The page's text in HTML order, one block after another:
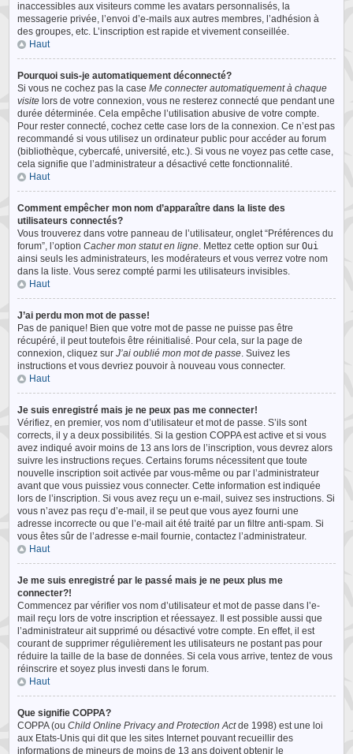
inaccessibles aux visiteurs comme les avatars personnalisés, la
messagerie privée, l’envoi d’e-mails aux autres membres, l’adhésion à
des groupes, etc. L’inscription est rapide et vivement conseillée.
Haut
Pourquoi suis-je automatiquement déconnecté?
Si vous ne cochez pas la caseMe connecter automatiquement à chaque
visite lors de votre connexion, vous ne resterez connecté que pendant une
durée déterminée. Cela empêche l’utilisation abusive de votre compte.
Pour rester connecté, cochez cette case lors de la connexion. Ce n’est pas
recommandé si vous utilisez un ordinateur public pour accéder au forum
(bibliothèque, cybercafé, université, etc.). Si vous ne voyez pas cette case,
cela signifie que l’administrateur a désactivé cette fonctionnalité.
Haut
Comment empêcher mon nom d’apparaître dans la liste des
utilisateurs connectés?
Vous trouverez dans votre panneau de l’utilisateur, onglet “Préférences du
forum”, l’optionCacher mon statut en ligne. Mettez cette option surOui
ainsi seuls les administrateurs, les modérateurs et vous verrez votre nom
dans la liste. Vous serez compté parmi les utilisateurs invisibles.
Haut
J’ai perdu mon mot de passe!
Pas de panique! Bien que votre mot de passe ne puisse pas être
récupéré, il peut toutefois être réinitialisé. Pour cela, sur la page de
connexion, cliquez surJ’ai oublié mon mot de passe. Suivez les
instructions et vous devriez pouvoir à nouveau vous connecter.
Haut
Je suis enregistré mais je ne peux pas me connecter!
Vérifiez, en premier, vos nom d’utilisateur et mot de passe. S’ils sont
corrects, il y a deux possibilités. Si la gestion COPPA est active et si vous
avez indiqué avoir moins de 13 ans lors de l’inscription, vous devrez alors
suivre les instructions reçues. Certains forums nécessitent que toute
nouvelle inscription soit activée par vous-même ou par l’administrateur
avant que vous puissiez vous connecter. Cette information est indiquée
lors de l’inscription. Si vous avez reçu un e-mail, suivez ses instructions. Si
vous n’avez pas reçu d’e-mail, il se peut que vous ayez fourni une
adresse incorrecte ou que l’e-mail ait été traité par un filtre anti-spam. Si
vous êtes sûr de l’adresse e-mail fournie, contactez l’administrateur.
Haut
Je me suis enregistré par le passé mais je ne peux plus me
connecter?!
Commencez par vérifier vos nom d’utilisateur et mot de passe dans l’e-
mail reçu lors de votre inscription et réessayez. Il est possible aussi que
l’administrateur ait supprimé ou désactivé votre compte. En effet, il est
courant de supprimer régulièrement les utilisateurs ne postant pas pour
réduire la taille de la base de données. Si cela vous arrive, tentez de vous
réinscrire et soyez plus investi dans le forum.
Haut
Que signifie COPPA?
COPPA (ouChild Online Privacy and Protection Actde 1998) est une loi
aux Etats-Unis qui dit que les sites Internet pouvant recueillir des
informations de mineurs de moins de 13 ans doivent obtenir le